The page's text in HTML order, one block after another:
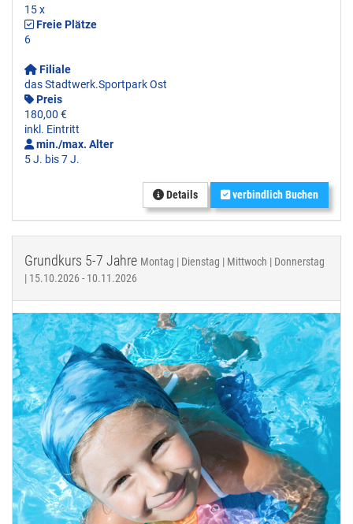
15 x
Freie Plätze
6
Filiale
das Stadtwerk.Sportpark Ost
Preis
180,00 €
inkl. Eintritt
min./max. Alter
5 J. bis 7 J.
Details verbindlich Buchen
Grundkurs 5-7 Jahre Montag | Dienstag | Mittwoch | Donnerstag
| 15.10.2026 - 10.11.2026